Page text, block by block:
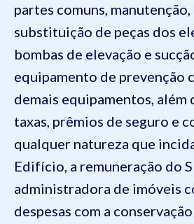
partes comuns,
substituição de peças dos
bombas de elevação e
equipamento de prevenção
demais equipamentos, além
taxas, prêmios de seguro e
qualquer natureza que
Edifício, a remuneração do
administradora de imóveis
despesas com a